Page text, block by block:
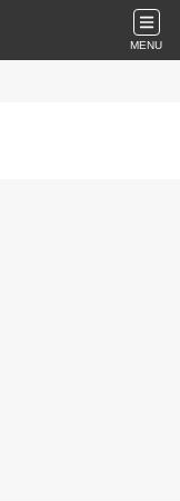
MENU